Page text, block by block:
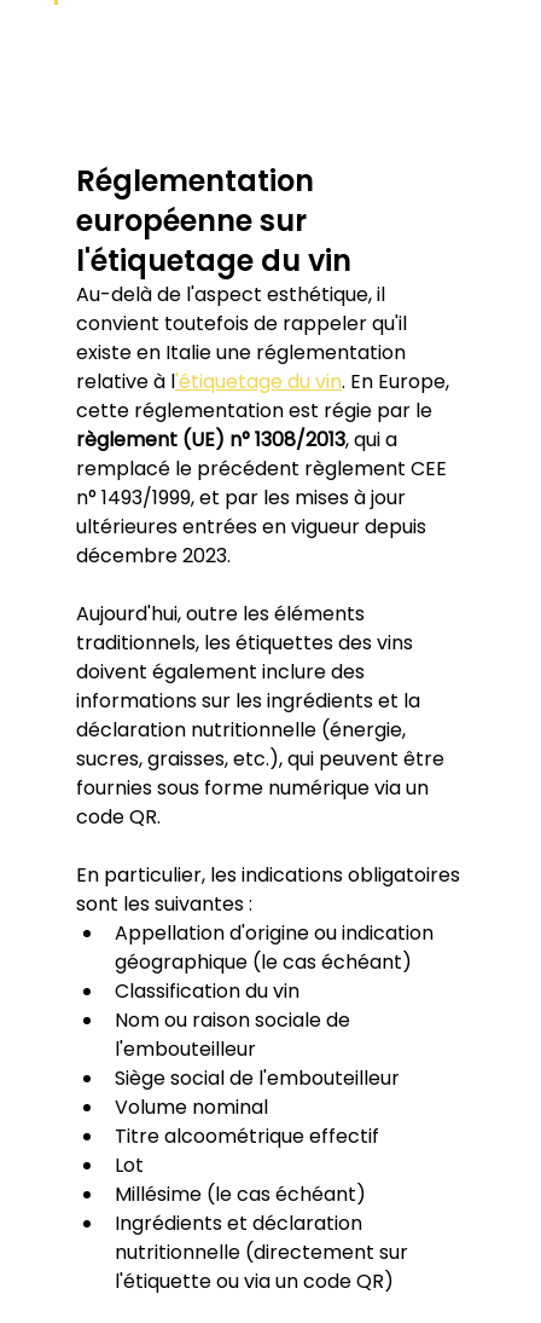
Réglementation
européenne sur
l'étiquetage du vin
Au-delà de l'aspect esthétique, il
convient toutefois de rappeler qu'il
existe en Italie une réglementation
relative à l'étiquetage du vin. En Europe,
cette réglementation est régie par le
règlement (UE) n° 1308/2013, qui a
remplacé le précédent règlement CEE
n° 1493/1999, et par les mises à jour
ultérieures entrées en vigueur depuis
décembre 2023.
Aujourd'hui, outre les éléments
traditionnels, les étiquettes des vins
doivent également inclure des
informations sur les ingrédients et la
déclaration nutritionnelle (énergie,
sucres, graisses, etc.), qui peuvent être
fournies sous forme numérique via un
code QR.
En particulier, les indications obligatoires
sont les suivantes :
Appellation d'origine ou indication
géographique (le cas échéant)
Classification du vin
Nom ou raison sociale de
l'embouteilleur
Siège social de l'embouteilleur
Volume nominal
Titre alcoométrique effectif
Lot
Millésime (le cas échéant)
Ingrédients et déclaration
nutritionnelle (directement sur
l'étiquette ou via un code QR)